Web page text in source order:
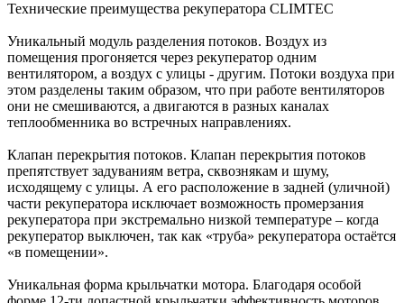
Технические преимущества рекуператора CLIMTEC
Уникальный модуль разделения потоков. Воздух из
помещения прогоняется через рекуператор одним
вентилятором, а воздух с улицы - другим. Потоки воздуха при
этом разделены таким образом, что при работе вентиляторов
они не смешиваются, а двигаются в разных каналах
теплообменника во встречных направлениях.
Клапан перекрытия потоков. Клапан перекрытия потоков
препятствует задуваниям ветра, сквознякам и шуму,
исходящему с улицы. А его расположение в задней (уличной)
части рекуператора исключает возможность промерзания
рекуператора при экстремально низкой температуре – когда
рекуператор выключен, так как «труба» рекуператора остаётся
«в помещении».
Уникальная форма крыльчатки мотора. Благодаря особой